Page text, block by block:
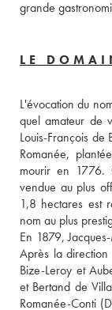
grande
LE
L'évocation du
quel amateur de
Louis-François
Romanée,
mourir en 1776.
vendue au plus
1,8 hectares est
nom au plus
En 1879,
Après la
Bize-Leroy et
et Bertand de
Romanée-Conti